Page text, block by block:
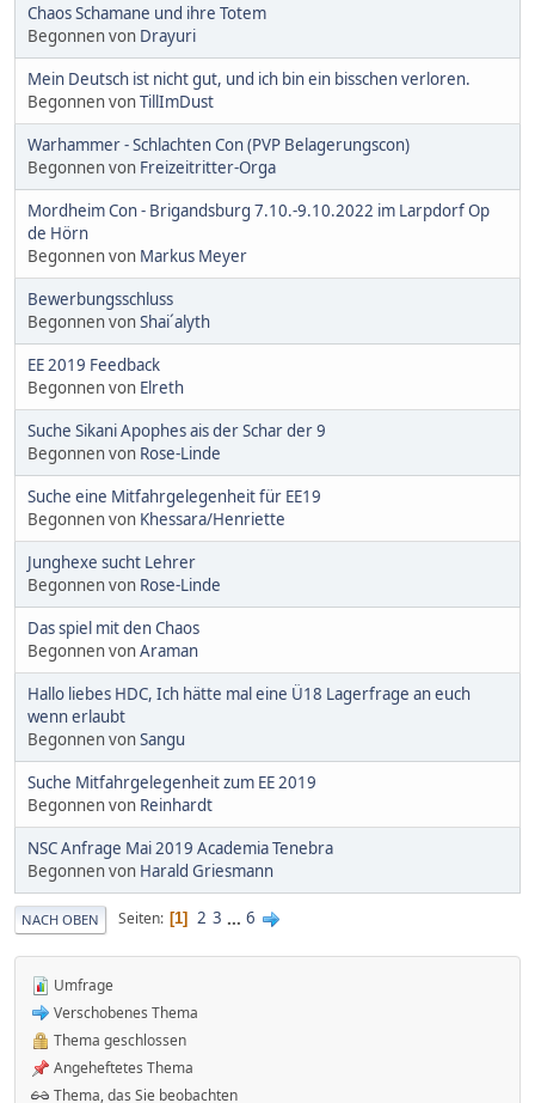
Chaos Schamane und ihre Totem
Begonnen von Drayuri
Mein Deutsch ist nicht gut, und ich bin ein bisschen verloren.
Begonnen vonTillImDust
Warhammer - Schlachten Con (PVP Belagerungscon)
Begonnen von Freizeitritter-Orga
Mordheim Con - Brigandsburg 7.10.-9.10.2022 im Larpdorf Op
de Hörn
Begonnen von Markus Meyer
Bewerbungsschluss
Begonnen vonShai´alyth
EE 2019 Feedback
Begonnen von Elreth
Suche Sikani Apophes ais der Schar der 9
Begonnen von Rose-Linde
Suche eine Mitfahrgelegenheit für EE19
Begonnen von Khessara/Henriette
Junghexe sucht Lehrer
Begonnen von Rose-Linde
Das spiel mit den Chaos
Begonnen vonAraman
Hallo liebes HDC, Ich hätte mal eine Ü18 Lagerfrage an euch
wenn erlaubt
Begonnen vonSangu
Suche Mitfahrgelegenheit zum EE 2019
Begonnen von Reinhardt
NSC Anfrage Mai 2019 Academia Tenebra
Begonnen von Harald Griesmann
NACH OBEN Seiten 1 2 3 ... 6
Umfrage
Verschobenes Thema
Thema geschlossen
Angeheftetes Thema
Thema, das Sie beobachten